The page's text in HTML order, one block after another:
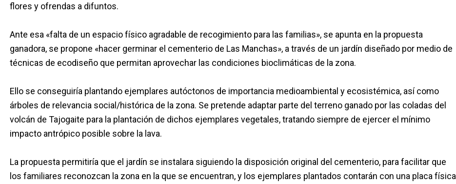
flores y ofrendas a difuntos.
Ante esa «falta de un espacio físico agradable de recogimiento para las familias», se apunta en la propuesta
ganadora, se propone «hacer germinar el cementerio de Las Manchas», a través de un jardín diseñado por medio de
técnicas de ecodiseño que permitan aprovechar las condiciones bioclimáticas de la zona.
Ello se conseguiría plantando ejemplares autóctonos de importancia medioambiental y ecosistémica, así como
árboles de relevancia social/histórica de la zona. Se pretende adaptar parte del terreno ganado por las coladas del
volcán de Tajogaite para la plantación de dichos ejemplares vegetales, tratando siempre de ejercer el mínimo
impacto antrópico posible sobre la lava.
La propuesta permitiría que el jardín se instalara siguiendo la disposición original del cementerio, para facilitar que
los familiares reconozcan la zona en la que se encuentran, y los ejemplares plantados contarán con una placa física